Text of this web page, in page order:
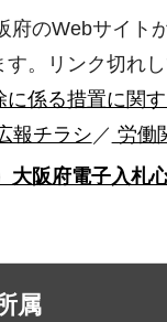
のWebサイト
。リンク切れ
係る措置に関
報チラシ ／ 労働
大阪府電子入札
属